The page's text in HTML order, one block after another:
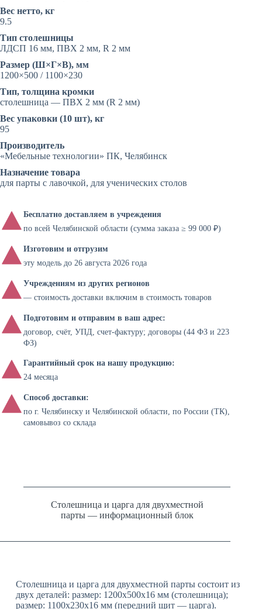
Вес нетто, кг
9.5
Тип столешницы
ЛДСП 16 мм, ПВХ 2 мм, R 2 мм
Размер (Ш×Г×В), мм
1200×500 / 1100×230
Тип, толщина кромки
столешница — ПВХ 2 мм (R 2 мм)
Вес упаковки (10 шт), кг
95
Производитель
«Мебельные технологии» ПК, Челябинск
Назначение товара
для парты с лавочкой, для ученических столов
Бесплатно доставляем в учреждения
по всей Челябинской области (сумма заказа ≥ 99 000 ₽)
Изготовим и отгрузим
эту модель до 26 августа 2026 года
Учреждениям из других регионов
— стоимость доставки включим в стоимость товаров
Подготовим и отправим в ваш адрес:
договор, счёт, УПД, счет-фактуру; договоры (44 ФЗ и 223
ФЗ)
Гарантийный срок на нашу продукцию:
24 месяца
Способ доставки:
по г. Челябинску и Челябинской области, по России (ТК),
самовывоз со склада
Столешница и царга для двухместной
парты — информационный блок
Столешница и царга для двухместной парты состоит из
двух деталей: размер: 1200x500x16 мм (столешница);
размер: 1100x230x16 мм (передний щит — царга).